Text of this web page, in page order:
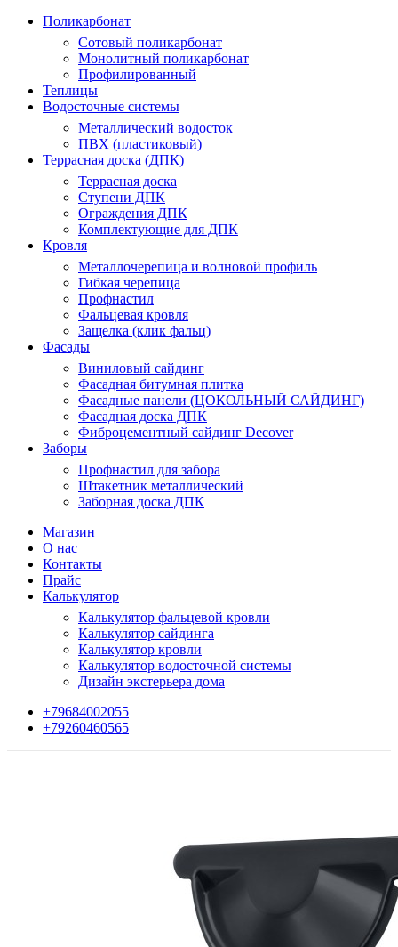
Поликарбонат
Сотовый поликарбонат
Монолитный поликарбонат
Профилированный
Теплицы
Водосточные системы
Металлический водосток
ПВХ (пластиковый)
Террасная доска (ДПК)
Террасная доска
Ступени ДПК
Ограждения ДПК
Комплектующие для ДПК
Кровля
Металлочерепица и волновой профиль
Гибкая черепица
Профнастил
Фальцевая кровля
Защелка (клик фальц)
Фасады
Виниловый сайдинг
Фасадная битумная плитка
Фасадные панели (ЦОКОЛЬНЫЙ САЙДИНГ)
Фасадная доска ДПК
Фиброцементный сайдинг Decover
Заборы
Профнастил для забора
Штакетник металлический
Заборная доска ДПК
Магазин
О нас
Контакты
Прайс
Калькулятор
Калькулятор фальцевой кровли
Калькулятор сайдинга
Калькулятор кровли
Калькулятор водосточной системы
Дизайн экстерьера дома
+79684002055
+79260460565